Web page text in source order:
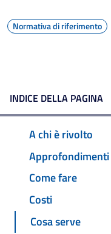
Normativa di riferimento
INDICE DELLA PAGINA
A chi è rivolto
Approfondimenti
Come fare
Costi
Cosa serve